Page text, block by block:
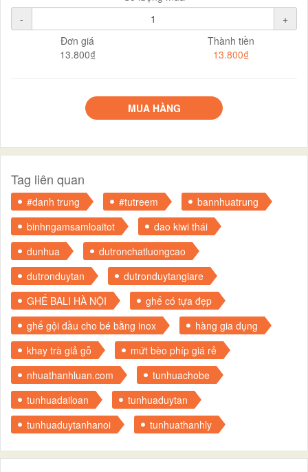
-
+
Đơn giá
13.800₫
Thành tiền
13.800₫
MUA HÀNG
Tag liên quan
#danh trung #tutreem
bannhuatrung
binhngamsamloaitot
dao kiwi thái
dunhua
dutronchatluongcao
dutronduytan
dutronduytangiare
GHẾ BALI HÀ NỘI
ghế có tựa đẹp
ghế gội đầu cho bé bằng inox
hàng gia dụng
khay trà giả gỗ
mứt bèo phíp giá rẻ
nhuathanhluan.com
tunhuachobe
tunhuadailoan
tunhuaduytan
tunhuaduytanhanoi
tunhuathanhly